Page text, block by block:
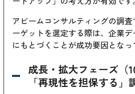
アビームコンサルティングの調
ーゲットを選定する際は、企業
にもとづくことが成功要因となっ
成長・拡大フェーズ
「再現性を担保する」